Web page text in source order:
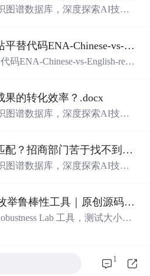
图谱数据库，深度探索AI技术
案，推动科技创新与产业创新认知网络分析的网站平替代码ENA-Chinese-vs-English-reproducible.zip
ENA-Chinese-vs-English-repro
果的转化效率？.docx
图谱数据库，深度探索AI技术
案，推动科技创新与产业创新产业招商如何精准匹配？招商部门苦于找不到符合产业链补链强链方向的目标企业怎么办？.docx
图谱数据库，深度探索AI技术
案，推动科技创新与产业创新大模型工具Schema枚举鲁棒性工具｜原创源码+测试+离线报告
Lab 工具，测试大小
JSON/SVG 报告、1080×720
、运行说明、功能清单、MIT
1